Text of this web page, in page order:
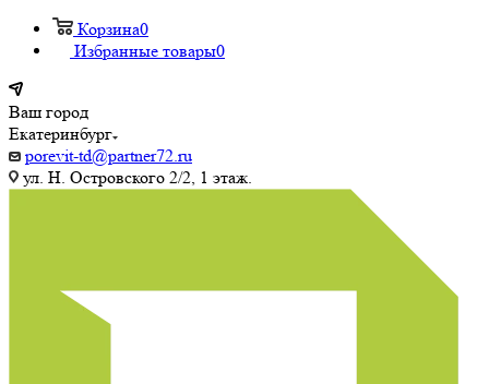
Корзина0
Избранные товары0
Ваш город
Екатеринбург
porevit-td@partner72.ru
ул. Н. Островского 2/2, 1 этаж.